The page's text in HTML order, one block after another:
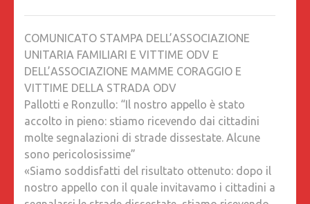
COMUNICATO STAMPA DELL’ASSOCIAZIONE
UNITARIA FAMILIARI E VITTIME ODV E
DELL’ASSOCIAZIONE MAMME CORAGGIO E
VITTIME DELLA STRADA ODV
Pallotti e Ronzullo: “Il nostro appello è stato
accolto in pieno: stiamo ricevendo dai cittadini
molte segnalazioni di strade dissestate. Alcune
sono pericolosissime”
«Siamo soddisfatti del risultato ottenuto: dopo il
nostro appello con il quale invitavamo i cittadini a